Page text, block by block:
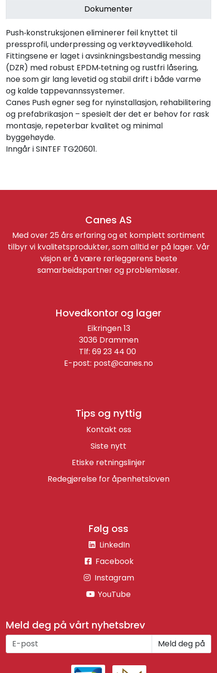
Dokumenter
Push‑konstruksjonen eliminerer feil knyttet til
pressprofil, underpressing og verktøyvedlikehold.
Fittingsene er laget i avsinkningsbestandig messing
(DZR) med robust EPDM‑tetning og rustfri låsering,
noe som gir lang levetid og stabil drift i både varme
og kalde tappevannssystemer.
Canes Push egner seg for nyinstallasjon, rehabilitering
og prefabrikasjon – spesielt der det er behov for rask
montasje, repeterbar kvalitet og minimal
byggehøyde.
Inngår i SINTEF TG20601.
Canes AS
Med over 25 års erfaring og et komplett sortiment
tilbyr vi kvalitetsprodukter, som alltid er på lager. Vår
visjon er å være rørleggerens beste
samarbeidspartner og problemløser.
Meld deg på vårt nyhetsbrev
Meld deg på
Tips og nyttig
Kontakt oss
Siste nytt
Etiske retningslinjer
Redegjørelse for åpenhetsloven
Følg oss
LinkedIn
Facebook
Instagram
YouTube
Hovedkontor og lager
Eikringen 13
3036 Drammen
Tlf: 69 23 44 00
E-post: post@canes.no